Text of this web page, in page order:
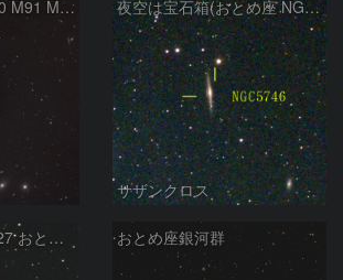
M87 M88 M89 M90 M91 M100 マルカリアンの銀河鎖 おとめ座 かみのけ座 夜空は宝石箱(おとめ座 NGC5746) Seestar50
サザンクロス
NGC5426 NGC5427 おとめ座 おとめ座銀河群